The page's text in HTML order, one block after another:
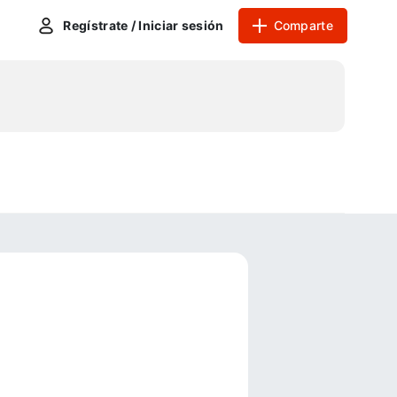
Regístrate / Iniciar sesión Comparte